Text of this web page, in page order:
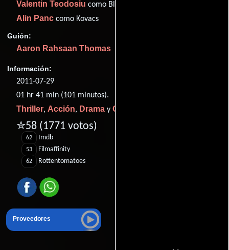
Valentin Teodosiu como Blanchard
Alin Panc como Kovacs
Guión:
Aaron Rahsaan Thomas
Información:
2011-07-29
01 hr 41 min (101 minutos).
Thriller, Acción, Drama y Crimen
✮58 (1771 votos)
62 Imdb
53 Filmaffinity
62 Rottentomatoes
Proveedores